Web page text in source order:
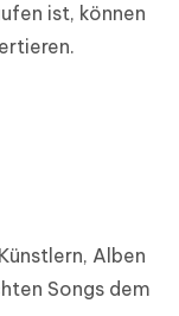
ist, können
Alben
Songs dem